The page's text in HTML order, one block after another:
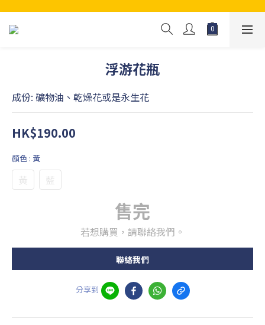
浮游花瓶
成份: 礦物油、乾燥花或是永生花
HK$190.00
顏色 : 黃
黃 藍
售完
若想購買，請聯絡我們。
聯絡我們
分享到